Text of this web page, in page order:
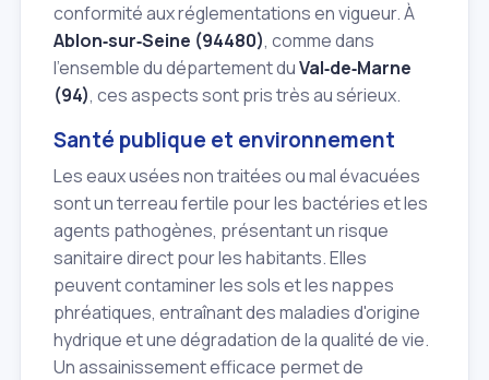
conformité aux réglementations en vigueur. À
Ablon‑sur‑Seine (94480), comme dans
l'ensemble du département duVal‑de‑Marne
(94), ces aspects sont pris très au sérieux.
Santé publique et environnement
Les eaux usées non traitées ou mal évacuées
sont un terreau fertile pour les bactéries et les
agents pathogènes, présentant un risque
sanitaire direct pour les habitants. Elles
peuvent contaminer les sols et les nappes
phréatiques, entraînant des maladies d'origine
hydrique et une dégradation de la qualité de vie.
Un assainissement efficace permet de